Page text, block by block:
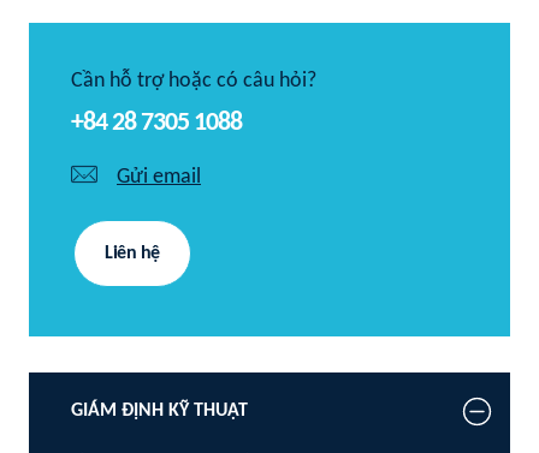
Cần hỗ trợ hoặc có câu hỏi?
+84 28 7305 1088
Gửi email
Liên hệ
GIÁM ĐỊNH KỸ THUẬT